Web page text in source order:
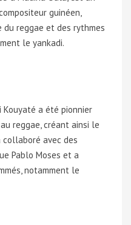
guinéen,
du reggae et des rythmes
le yankadi.
Kouyaté a été pionnier
reggae, créant ainsi le
collaboré avec des
Pablo Moses et a
notamment le